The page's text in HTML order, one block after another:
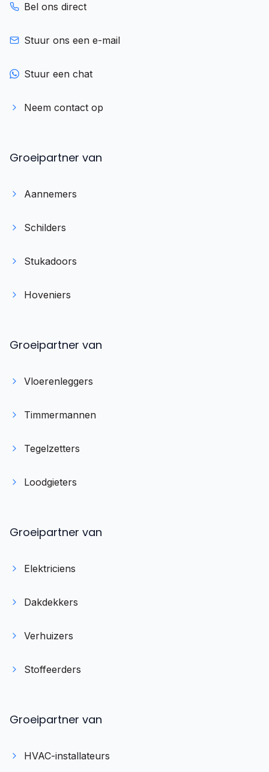
Bel ons direct
Stuur ons een e-mail
Stuur een chat
Neem contact op
Groeipartner van
Aannemers
Schilders
Stukadoors
Hoveniers
Groeipartner van
Vloerenleggers
Timmermannen
Tegelzetters
Loodgieters
Groeipartner van
Elektriciens
Dakdekkers
Verhuizers
Stoffeerders
Groeipartner van
HVAC-installateurs
Reageert meestal binnen 10 min